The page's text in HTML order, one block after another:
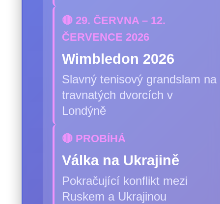
🔴 29. ČERVNA – 12.
ČERVENCE 2026
Wimbledon 2026
Slavný tenisový grandslam na
travnatých dvorcích v
Londýně
🔴 PROBÍHÁ
Válka na Ukrajině
Pokračující konflikt mezi
Ruskem a Ukrajinou